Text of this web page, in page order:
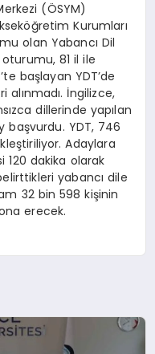
(ÖSYM)
Kurumları
olan Yabancı Dil
oturumu, 81 il ile
başlayan YDT’de
alınmadı. İngilizce,
dillerinde yapılan
başvurdu. YDT, 746
Adaylara
120 dakika olarak
yabancı dile
32 bin 598 kişinin
erecek.